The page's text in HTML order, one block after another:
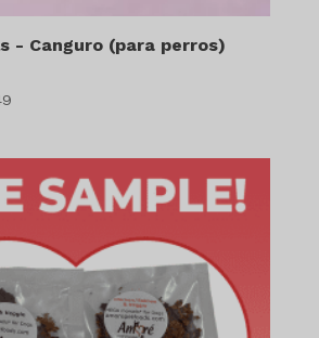
- Canguro (para perros)
Gama
$49.49
a